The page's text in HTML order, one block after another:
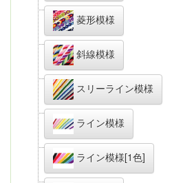
菱形模様
斜線模様
スリーライン模様
ライン模様
ライン模様[1色]